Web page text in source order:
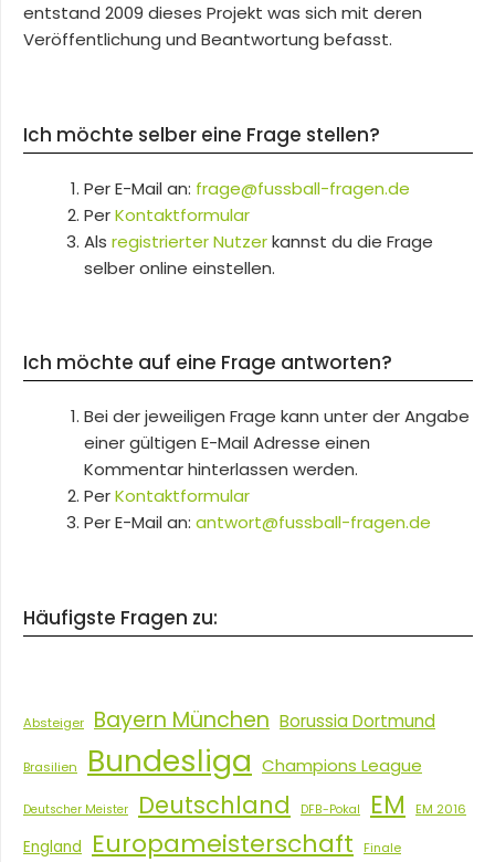
entstand 2009 dieses Projekt was sich mit deren
Veröffentlichung und Beantwortung befasst.
Ich möchte selber eine Frage stellen?
Per E-Mail an: frage@fussball-fragen.de
PerKontaktformular
Als registrierter Nutzerkannst du die Frage
selber online einstellen.
Ich möchte auf eine Frage antworten?
Bei der jeweiligen Frage kann unter der Angabe
einer gültigen E-Mail Adresse einen
Kommentar hinterlassen werden.
PerKontaktformular
Per E-Mail an: antwort@fussball-fragen.de
Häufigste Fragen zu:
Absteiger Bayern München Borussia Dortmund
Brasilien Bundesliga Champions League
Deutscher Meister Deutschland DFB-Pokal EM EM 2016
England Europameisterschaft Finale